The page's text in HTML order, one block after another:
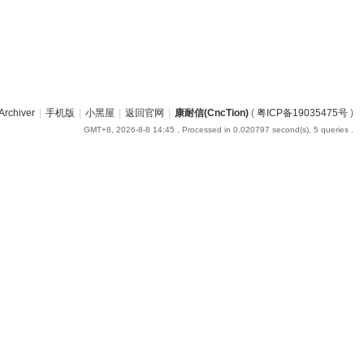
| 手机版 | 小黑屋 | 返回官网 | 康耐信(CncTion)( 粤ICP备19035475号)
GMT+8, 2026-8-8 14:45 , Processed in 0.020797 second(s), 5 queries .